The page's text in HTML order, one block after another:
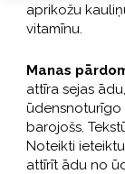
aprikožu
vitamīnu.
Manas
attīra sejas
ūdensnoturīgo
barojošs.
Noteikti
attīrīt ādu no